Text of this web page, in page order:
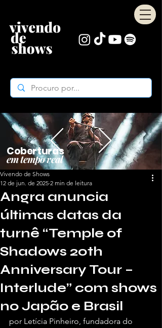
Coberturas
em tempo real
Angra anuncia
últimas datas da
turnê “Temple of
Shadows 20th
Anniversary Tour –
Interlude” com shows
no Japão e Brasil
Vivendo de Shows
12 de jun. de 2025 2 min de leitura
por Letícia Pinheiro, fundadora do